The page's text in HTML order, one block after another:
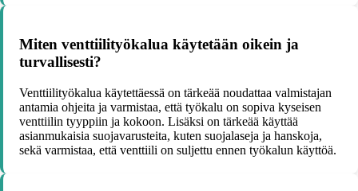
Miten venttiilityökalua käytetään oikein ja
turvallisesti?
Venttiilityökalua käytettäessä on tärkeää noudattaa valmistajan
antamia ohjeita ja varmistaa, että työkalu on sopiva kyseisen
venttiilin tyyppiin ja kokoon. Lisäksi on tärkeää käyttää
asianmukaisia suojavarusteita, kuten suojalaseja ja hanskoja,
sekä varmistaa, että venttiili on suljettu ennen työkalun käyttöä.